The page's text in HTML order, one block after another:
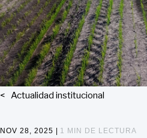
Actualidad institucional
NOV 28, 2025 | 1 MIN DE LECTURA